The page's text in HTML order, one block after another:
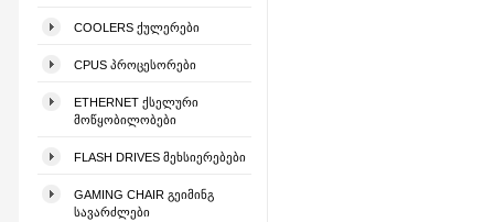
COOLERS ᲥᲣᲚᲔᲠᲔᲑᲘ
CPUS ᲞᲠᲝᲪᲔᲡᲝᲠᲔᲑᲘ
ETHERNET ᲥᲡᲔᲚᲣᲠᲘ
ᲛᲝᲬᲧᲝᲑᲘᲚᲝᲑᲔᲑᲘ
FLASH DRIVES ᲛᲔᲮᲡᲘᲔᲠᲔᲑᲔᲑᲘ
GAMING CHAIR ᲒᲔᲘᲛᲘᲜᲒ
ᲡᲐᲕᲐᲠᲫᲚᲔᲑᲘ